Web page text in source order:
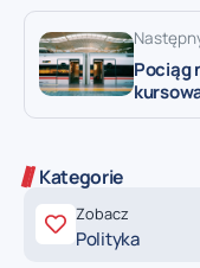
Pociąg
Kategorie
Zobacz
Polityka